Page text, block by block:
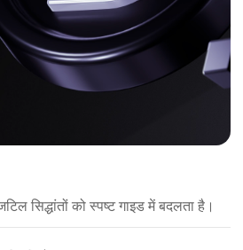
सिद्धांतों को स्पष्ट गाइड में बदलता है।